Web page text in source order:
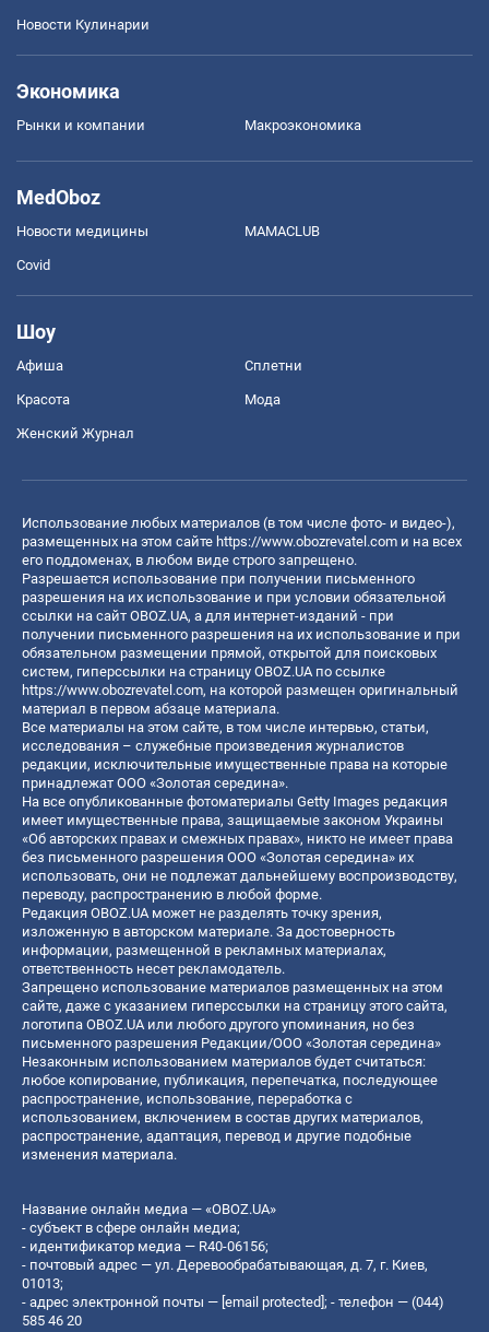
Новости Кулинарии
Экономика
Рынки и компании Mакроэкономика
MedOboz
Новости медицины MAMACLUB
Covid
Шоу
Афиша Сплетни
Красота Мода
Женский Журнал
Использование любых материалов (в том числе фото- и видео-),
размещенных на этом сайте https://www.obozrevatel.com и на всех
его поддоменах, в любом виде строго запрещено.
Разрешается использование при получении письменного
разрешения на их использование и при условии обязательной
ссылки на сайт OBOZ.UA, а для интернет-изданий - при
получении письменного разрешения на их использование и при
обязательном размещении прямой, открытой для поисковых
систем, гиперссылки на страницу OBOZ.UA по ссылке
https://www.obozrevatel.com, на которой размещен оригинальный
материал в первом абзаце материала.
Все материалы на этом сайте, в том числе интервью, статьи,
исследования – служебные произведения журналистов
редакции, исключительные имущественные права на которые
принадлежат ООО «Золотая середина».
На все опубликованные фотоматериалы Getty Images редакция
имеет имущественные права, защищаемые законом Украины
«Об авторских правах и смежных правах», никто не имеет права
без письменного разрешения ООО «Золотая середина» их
использовать, они не подлежат дальнейшему воспроизводству,
переводу, распространению в любой форме.
Редакция OBOZ.UA может не разделять точку зрения,
изложенную в авторском материале. За достоверность
информации, размещенной в рекламных материалах,
ответственность несет рекламодатель.
Запрещено использование материалов размещенных на этом
сайте, даже с указанием гиперссылки на страницу этого сайта,
логотипа OBOZ.UA или любого другого упоминания, но без
письменного разрешения Редакции/ООО «Золотая середина»
Незаконным использованием материалов будет считаться:
любое копирование, публикация, перепечатка, последующее
распространение, использование, переработка с
использованием, включением в состав других материалов,
распространение, адаптация, перевод и другие подобные
изменения материала.
Название онлайн медиа — «OBOZ.UA»
- субъект в сфере онлайн медиа;
- идентификатор медиа — R40-06156;
- почтовый адрес — ул. Деревообрабатывающая, д. 7, г. Киев,
01013;
- адрес электронной почты — [email protected] ; - телефон — (044)
585 46 20